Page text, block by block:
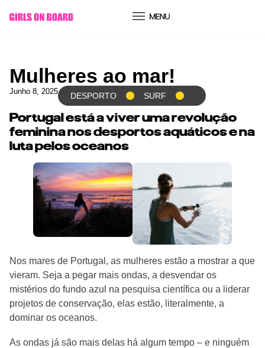
conteúdo
Mulheres ao mar!
Junho 8, 2025 DESPORTO SURF
Portugal está a viver uma revolução
feminina nos desportos aquáticos e na
luta pelos oceanos
Nos mares de Portugal, as mulheres estão a mostrar a que
vieram. Seja a pegar mais ondas, a desvendar os
mistérios do fundo azul na pesquisa científica ou a liderar
projetos de conservação, elas estão, literalmente, a
dominar os oceanos.
As ondas já são mais delas há algum tempo – e ninguém